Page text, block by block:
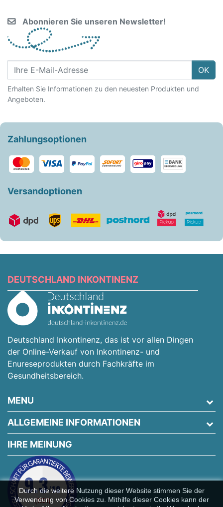
Abonnieren Sie unseren Newsletter!
OK
Erhalten Sie Informationen zu den neuesten Produkten und
Angeboten.
Zahlungsoptionen
Versandoptionen
DEUTSCHLAND INKONTINENZ
Deutschland Inkontinenz, das ist vor allen Dingen
der Online-Verkauf von Inkontinenz- und
Enureseprodukten durch Fachkräfte im
Gesundheitsbereich.
MENU
ALLGEMEINE INFORMATIONEN
Durch die weitere Nutzung dieser Website stimmen Sie der
Verwendung von Cookies zu. Mithilfe dieser Cookies kann der
IHRE MEINUNG